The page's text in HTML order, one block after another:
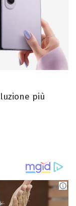
più